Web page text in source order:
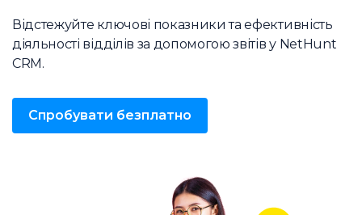
Відстежуйте ключові показники та ефективність
діяльності відділів за допомогою звітів у NetHunt
CRM.
Спробувати безплатно